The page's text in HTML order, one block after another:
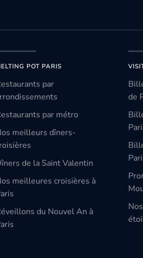
POT PARIS
par
par métro
meilleurs dîners-
de la Saint Valentin
meilleures croisières à
du Nouvel An à
de